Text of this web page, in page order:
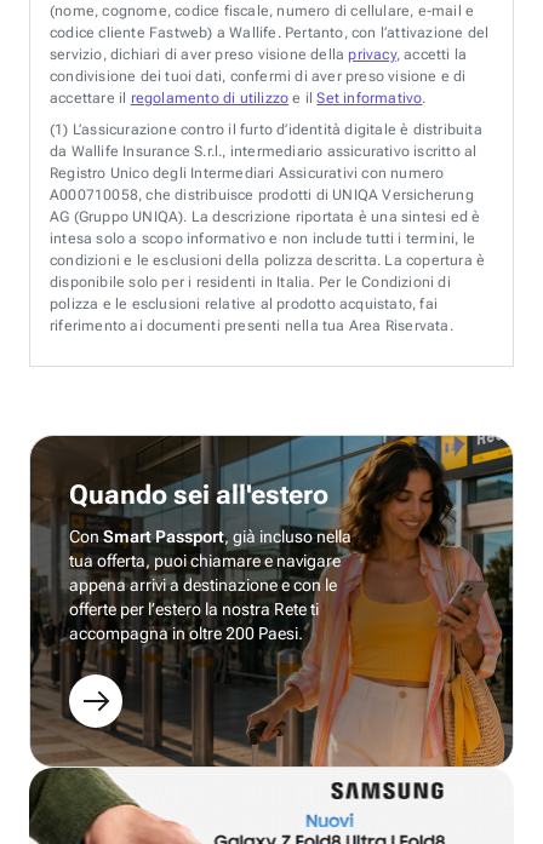
(nome, cognome, codice fiscale, numero di cellulare, e-mail e
codice cliente Fastweb) a Wallife. Pertanto, con l’attivazione del
servizio, dichiari di aver preso visione della privacy, accetti la
condivisione dei tuoi dati, confermi di aver preso visione e di
accettare il regolamento di utilizzo e ilSet informativo.
(1) L’assicurazione contro il furto d’identità digitale è distribuita
da Wallife Insurance S.r.l., intermediario assicurativo iscritto al
Registro Unico degli Intermediari Assicurativi con numero
A000710058, che distribuisce prodotti di UNIQA Versicherung
AG (Gruppo UNIQA). La descrizione riportata è una sintesi ed è
intesa solo a scopo informativo e non include tutti i termini, le
condizioni e le esclusioni della polizza descritta. La copertura è
disponibile solo per i residenti in Italia. Per le Condizioni di
polizza e le esclusioni relative al prodotto acquistato, fai
riferimento ai documenti presenti nella tua Area Riservata.
Quando sei all'estero
ConSmart Passport, già incluso nella
tua offerta, puoi chiamare e navigare
appena arrivi a destinazione e con le
offerte per l’estero la nostra Rete ti
accompagna in oltre 200 Paesi.